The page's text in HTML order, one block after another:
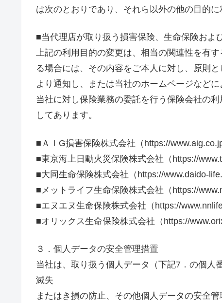
は次のとおりであり、それら以外の他の目的に
■当代理店が取り扱う損害保険、生命保険およ
上記の利用目的の変更は、相当の関連性を有
る場合には、その内容をご本人に対し、原則
より通知し、または当社のホームページなどに
当社に対し保険業務の委託を行う保険会社の
してあります。
■ＡＩG損害保険株式会社（https://
■東京海上日動火災保険株式会社（https://
■大同生命保険株式会社（https://www.daido-
■メットライフ生命保険株式会社（https://
■エヌエヌ生命保険株式会社（https://
■オリックス生命保険株式会社（https://
３．個人データの安全管理措置
当社は、取り扱う個人データ（下記7．の個人
滅失
またはき損の防止、その他個人データの安全